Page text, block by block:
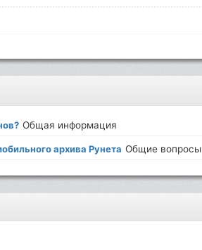
Общая информация
архива Рунета Общие вопросы